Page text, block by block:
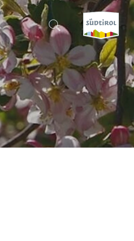
E PRENOTA
L'ALTO ADIGE
QUANDO?